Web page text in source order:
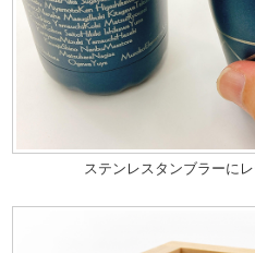
ステンレスタンブラーに